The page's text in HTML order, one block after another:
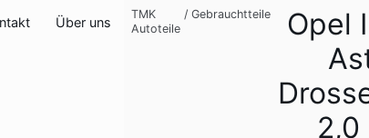
Über uns
TMK
Autoteile
/ Gebrauchtteile
Opel
2,0